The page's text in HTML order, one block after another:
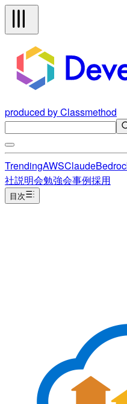
produced by Classmethod
TrendingAWSClaude
社説明会勉強会事例採用
目次